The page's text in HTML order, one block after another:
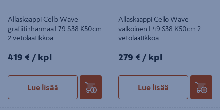
Allaskaappi Cello Wave
grafiitinharmaa L79 S38 K50cm
2 vetolaatikkoa
419€/kpl
419 € / kpl
Lue lisää
Allaskaappi Cello Wave
valkoinen L49 S38 K50cm 2
vetolaatikkoa
279€/kpl
279 € / kpl
Lue lisää